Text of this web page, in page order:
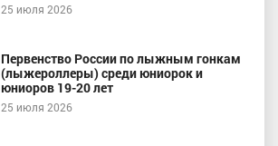
25 июля 2026
Первенство России по лыжным гонкам
(лыжероллеры) среди юниорок и
юниоров 19-20 лет
25 июля 2026